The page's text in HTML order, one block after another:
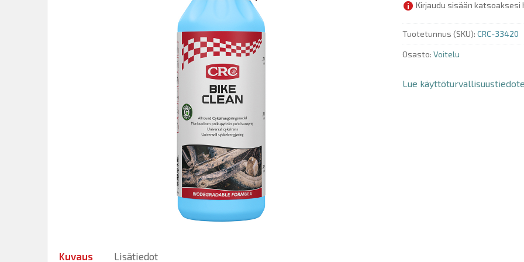
Kirjaudu sisään katsoaksesi
Tuotetunnus (SKU): CRC-33420
Osasto: Voitelu
Lue käyttöturvallisuustiedote
Kuvaus Lisätiedot